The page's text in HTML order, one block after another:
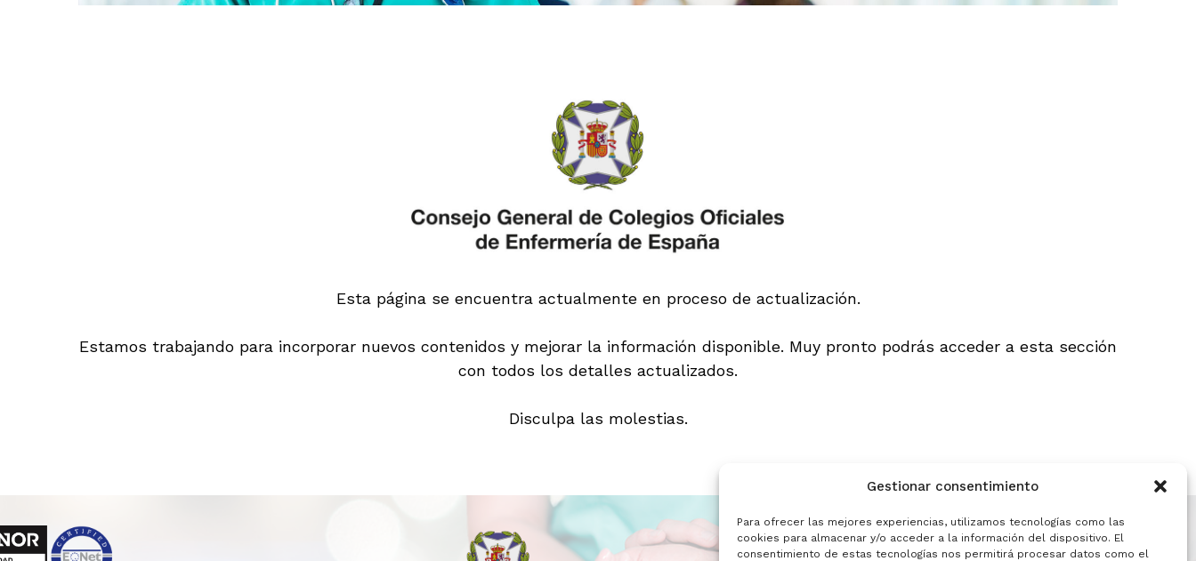
Gestionar consentimiento
Para ofrecer las mejores experiencias, utilizamos tecnologías como las
cookies para almacenar y/o acceder a la información del dispositivo. El
consentimiento de estas tecnologías nos permitirá procesar datos como el
Esta página se encuentra actualmente en proceso de actualización.
Estamos trabajando para incorporar nuevos contenidos y mejorar la información disponible. Muy pronto podrás acceder a esta sección
con todos los detalles actualizados.
Disculpa las molestias.